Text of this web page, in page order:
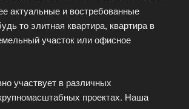
актуальные и востребованные
то элитная квартира, квартира в
участок или офисное
участвует в различных
проектах. Наша